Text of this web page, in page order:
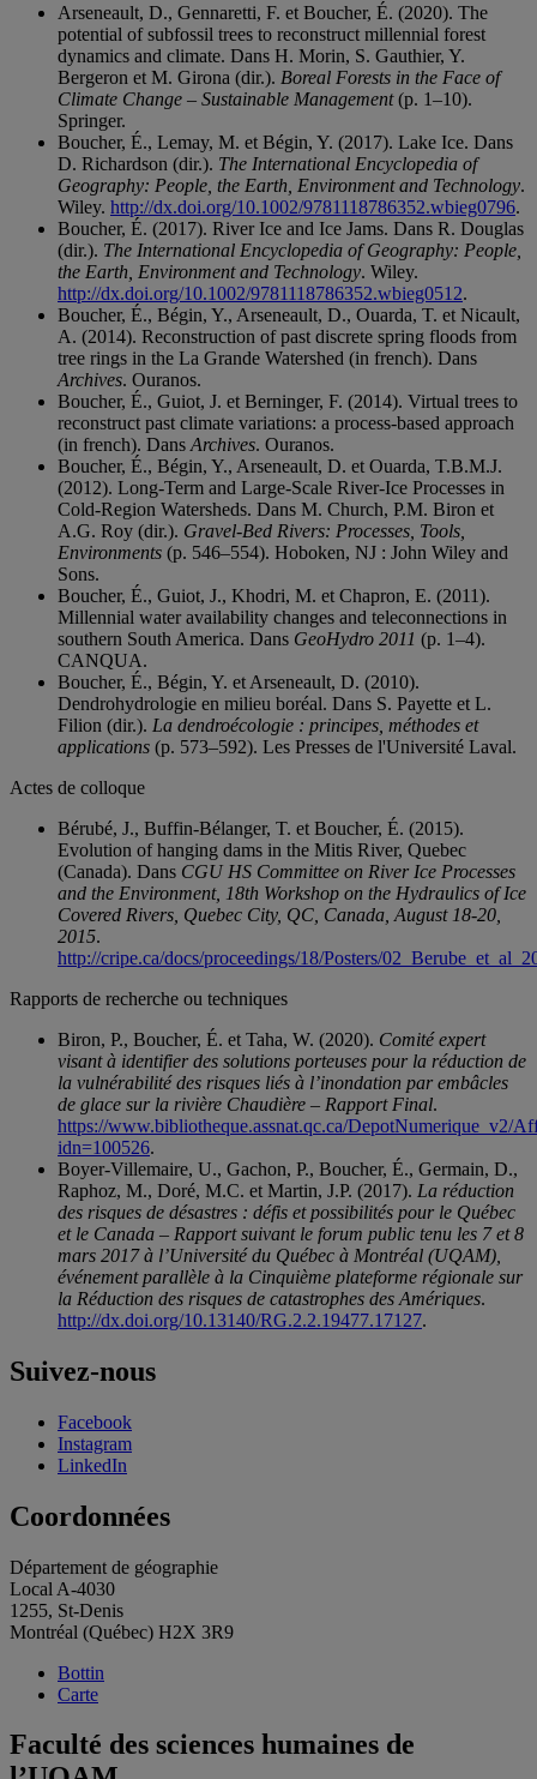
Arseneault, D., Gennaretti, F. et Boucher, É. (2020). The
potential of subfossil trees to reconstruct millennial forest
dynamics and climate. Dans H. Morin, S. Gauthier, Y.
Bergeron et M. Girona (dir.). Boreal Forests in the Face of
Climate Change – Sustainable Management(p. 1–10).
Springer.
Boucher, É., Lemay, M. et Bégin, Y. (2017). Lake Ice. Dans
D. Richardson (dir.). The International Encyclopedia of
Geography: People, the Earth, Environment and Technology.
Wiley. http://dx.doi.org/10.1002/9781118786352.wbieg0796.
Boucher, É. (2017). River Ice and Ice Jams. Dans R. Douglas
(dir.). The International Encyclopedia of Geography: People,
the Earth, Environment and Technology. Wiley.
http://dx.doi.org/10.1002/9781118786352.wbieg0512.
Boucher, É., Bégin, Y., Arseneault, D., Ouarda, T. et Nicault,
A. (2014). Reconstruction of past discrete spring floods from
tree rings in the La Grande Watershed (in french). Dans
Archives. Ouranos.
Boucher, É., Guiot, J. et Berninger, F. (2014). Virtual trees to
reconstruct past climate variations: a process-based approach
(in french). Dans Archives. Ouranos.
Boucher, É., Bégin, Y., Arseneault, D. et Ouarda, T.B.M.J.
(2012). Long-Term and Large-Scale River-Ice Processes in
Cold-Region Watersheds. Dans M. Church, P.M. Biron et
A.G. Roy (dir.). Gravel-Bed Rivers: Processes, Tools,
Environments (p. 546–554). Hoboken, NJ : John Wiley and
Sons.
Boucher, É., Guiot, J., Khodri, M. et Chapron, E. (2011).
Millennial water availability changes and teleconnections in
southern South America. Dans GeoHydro 2011 (p. 1–4).
CANQUA.
Boucher, É., Bégin, Y. et Arseneault, D. (2010).
Dendrohydrologie en milieu boréal. Dans S. Payette et L.
Filion (dir.). La dendroécologie : principes, méthodes et
applications (p. 573–592). Les Presses de l'Université Laval.
Actes de colloque
Bérubé, J., Buffin-Bélanger, T. et Boucher, É. (2015).
Evolution of hanging dams in the Mitis River, Quebec
(Canada). Dans CGU HS Committee on River Ice Processes
and the Environment, 18th Workshop on the Hydraulics of Ice
Covered Rivers, Quebec City, QC, Canada, August 18-20,
2015.
http://cripe.ca/docs/proceedings/18/Posters/
Rapports de recherche ou techniques
Biron, P., Boucher, É. et Taha, W. (2020). Comité expert
visant à identifier des solutions porteuses pour la réduction de
la vulnérabilité des risques liés à l’inondation par embâcles
de glace sur la rivière Chaudière – Rapport Final.
https://www.bibliotheque.assnat.qc.ca/DepotNumerique_v2/
idn=100526.
Boyer-Villemaire, U., Gachon, P., Boucher, É., Germain, D.,
Raphoz, M., Doré, M.C. et Martin, J.P. (2017). La réduction
des risques de désastres : défis et possibilités pour le Québec
et le Canada – Rapport suivant le forum public tenu les 7 et 8
mars 2017 à l’Université du Québec à Montréal (UQAM),
événement parallèle à la Cinquième plateforme régionale sur
la Réduction des risques de catastrophes des Amériques.
http://dx.doi.org/10.13140/RG.2.2.19477.17127.
Suivez-nous
Facebook
Instagram
LinkedIn
Coordonnées
Département de géographie
Local A-4030
1255, St-Denis
Montréal (Québec) H2X 3R9
Bottin
Carte
Faculté des sciences humaines de